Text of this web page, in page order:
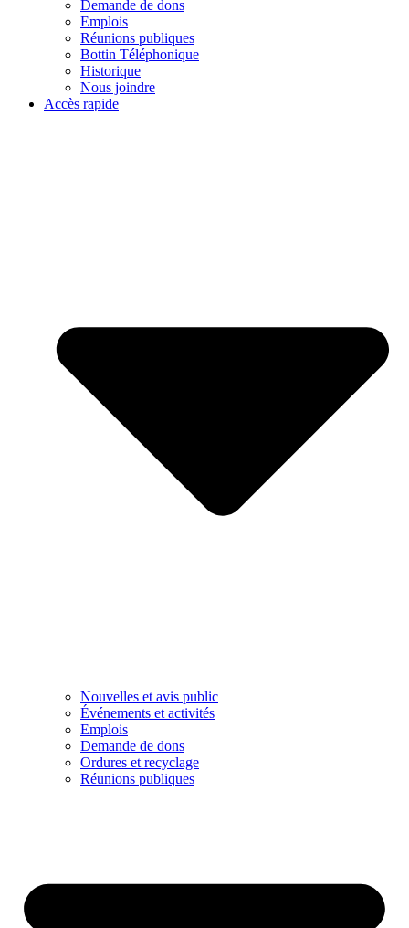
Demande de dons
Emplois
Réunions publiques
Bottin Téléphonique
Historique
Nous joindre
Accès rapide
Nouvelles et avis public
Événements et activités
Emplois
Demande de dons
Ordures et recyclage
Réunions publiques